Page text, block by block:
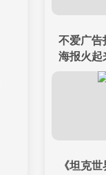
不爱广告
海报火起
《坦克